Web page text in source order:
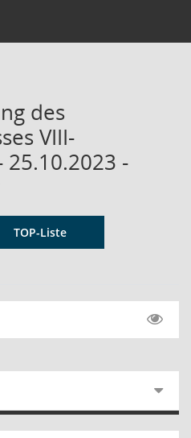
des
VIII-
-
TOP-Liste